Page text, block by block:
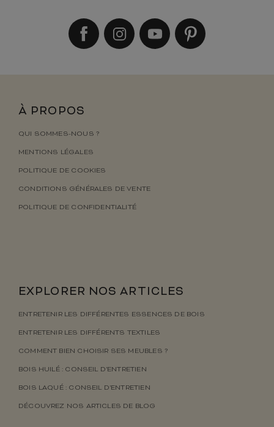
À PROPOS
QUI SOMMES-NOUS ?
MENTIONS LÉGALES
POLITIQUE DE COOKIES
CONDITIONS GÉNÉRALES DE VENTE
POLITIQUE DE CONFIDENTIALITÉ
EXPLORER NOS ARTICLES
ENTRETENIR LES DIFFÉRENTES ESSENCES DE BOIS
ENTRETENIR LES DIFFÉRENTS TEXTILES
COMMENT BIEN CHOISIR SES MEUBLES ?
BOIS HUILÉ : CONSEIL D’ENTRETIEN
BOIS LAQUÉ : CONSEIL D’ENTRETIEN
DÉCOUVREZ NOS ARTICLES DE BLOG